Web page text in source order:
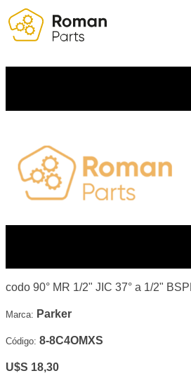
codo 90° MR 1/2" JIC 37° a 1/2"
Marca: Parker
Código: 8-8C4OMXS
U$S 18,30